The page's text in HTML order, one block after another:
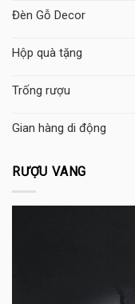
Đèn Gỗ Decor
Hộp quà tặng
Trống rượu
Gian hàng di động
RƯỢU VANG